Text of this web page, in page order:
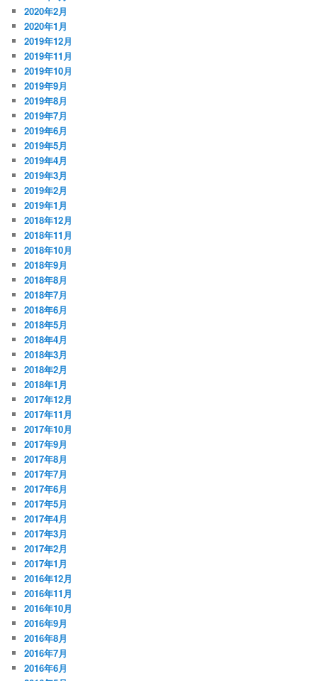
2020年2月
2020年1月
2019年12月
2019年11月
2019年10月
2019年9月
2019年8月
2019年7月
2019年6月
2019年5月
2019年4月
2019年3月
2019年2月
2019年1月
2018年12月
2018年11月
2018年10月
2018年9月
2018年8月
2018年7月
2018年6月
2018年5月
2018年4月
2018年3月
2018年2月
2018年1月
2017年12月
2017年11月
2017年10月
2017年9月
2017年8月
2017年7月
2017年6月
2017年5月
2017年4月
2017年3月
2017年2月
2017年1月
2016年12月
2016年11月
2016年10月
2016年9月
2016年8月
2016年7月
2016年6月